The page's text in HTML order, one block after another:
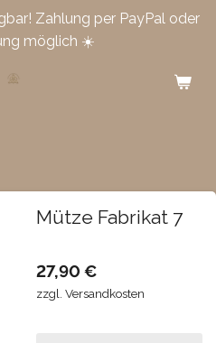
Zahlung per PayPal oder
möglich ☀️
Mütze Fabrikat 7
27,90 €
zzgl. Versandkosten